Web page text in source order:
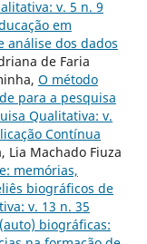
v. 5 n. 9
em
análise dos dados
de Faria
O método
para a pesquisa
Qualitativa: v.
Contínua
Lia Machado Fiuza
memórias,
biográficos de
v. 13 n. 35
biográficas: